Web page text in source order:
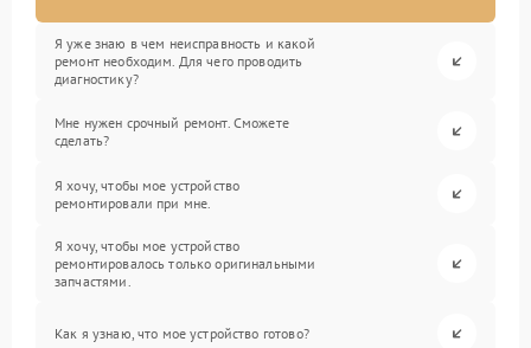
Я уже знаю в чем неисправность и какой
ремонт необходим. Для чего проводить
диагностику?
Мне нужен срочный ремонт. Сможете
сделать?
Я хочу, чтобы мое устройство
ремонтировали при мне.
Я хочу, чтобы мое устройство
ремонтировалось только оригинальными
запчастями.
Как я узнаю, что мое устройство готово?